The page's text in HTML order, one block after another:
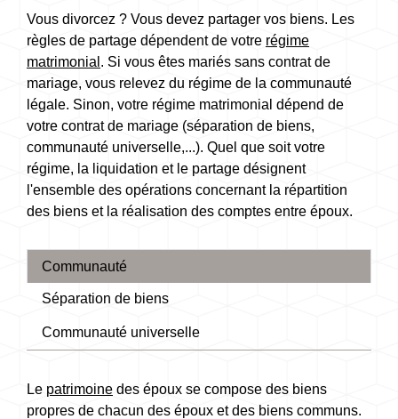
Vous divorcez ? Vous devez partager vos biens. Les
règles de partage dépendent de votre régime
matrimonial . Si vous êtes mariés sans contrat de
mariage, vous relevez du régime de la communauté
légale. Sinon, votre régime matrimonial dépend de
votre contrat de mariage (séparation de biens,
communauté universelle,...). Quel que soit votre
régime, la liquidation et le partage désignent
l'ensemble des opérations concernant la répartition
des biens et la réalisation des comptes entre époux.
Communauté
Séparation de biens
Communauté universelle
Le patrimoine des époux se compose des biens
propres de chacun des époux et des biens communs.